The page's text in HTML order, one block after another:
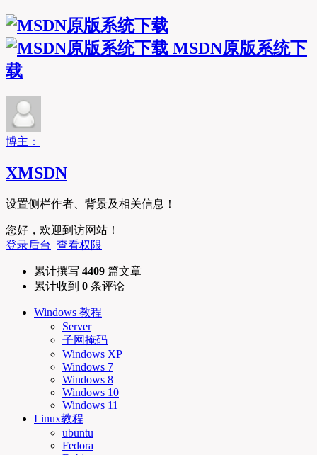
MSDN原版系统下
载
博主：
XMSDN
设置侧栏作者、背景及相关信息！
您好，欢迎到访网站！
登录后台 查看权限
累计撰写 4409 篇文章
累计收到 0 条评论
Windows 教程
Server
子网掩码
Windows XP
Windows 7
Windows 8
Windows 10
Windows 11
Linux教程
ubuntu
Fedora